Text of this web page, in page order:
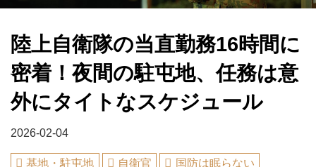
陸上自衛隊の当直勤務16時間に
密着！夜間の駐屯地、任務は意
外にタイトなスケジュール
2026-02-04
基地・駐屯地 自衛官
国防は眠らない